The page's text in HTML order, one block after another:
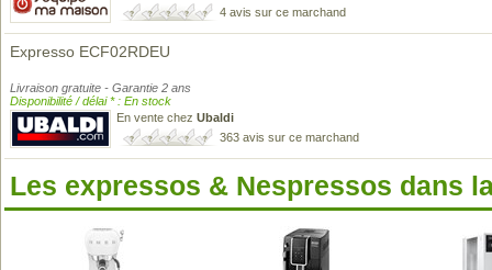
4 avis sur ce marchand
Expresso ECF02RDEU
Livraison gratuite - Garantie 2 ans
Disponibilité / délai * : En stock
En vente chez Ubaldi
363 avis sur ce marchand
Les expressos & Nespressos dans